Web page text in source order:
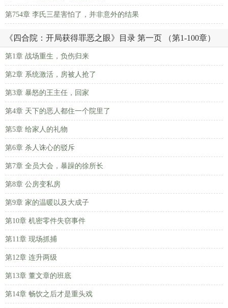
第754章 李氏三星害怕了，并非意外的结果
《四合院：开局获得罪恶之眼》目录 第一页 （第1-100章）
第1章 战场重生，负伤归来
第2章 系统激活，房被人抢了
第3章 暴怒的王主任，回家
第4章 天下的恶人都住一个院里了
第5章 给家人的礼物
第6章 杀人诛心的驳斥
第7章 全员大会，暴躁的徐所长
第8章 公房变私房
第9章 家的温暖以及大成子
第10章 机密零件失窃事件
第11章 现场抓捕
第12章 连升两级
第13章 董文章的班底
第14章 畅饮之后才是重头戏